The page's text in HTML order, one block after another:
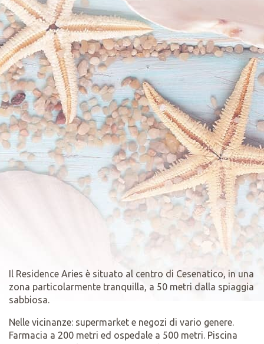
Il Residence Aries è situato al centro di Cesenatico, in una
zona particolarmente tranquilla, a 50 metri dalla spiaggia
sabbiosa.
Nelle vicinanze: supermarket e negozi di vario genere.
Farmacia a 200 metri ed ospedale a 500 metri. Piscina